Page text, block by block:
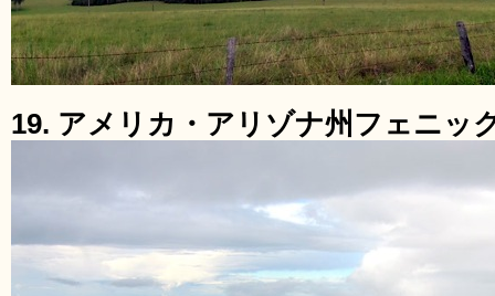
19. アメリカ・アリゾナ州フェニッ